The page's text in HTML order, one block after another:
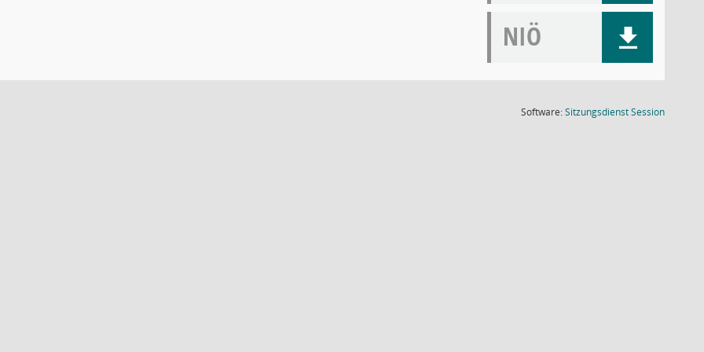
NIÖ
Software:SitzungsdienstSession(Wird in